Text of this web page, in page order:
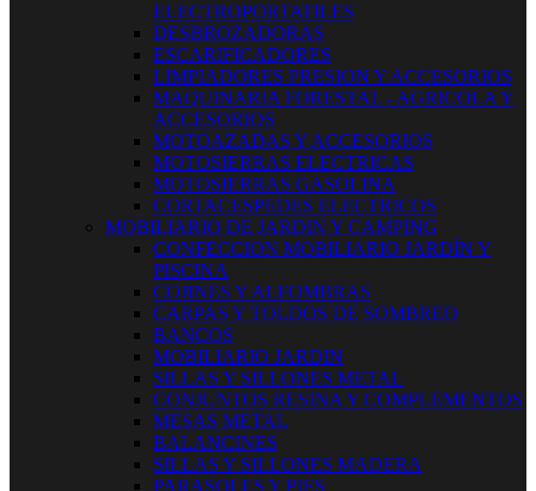
ELECTROPORTATILES
DESBROZADORAS
ESCARIFICADORES
LIMPIADORES PRESION Y ACCESORIOS
MAQUINARIA FORESTAL - AGRICOLA Y
ACCESORIOS
MOTOAZADAS Y ACCESORIOS
MOTOSIERRAS ELECTRICAS
MOTOSIERRAS GASOLINA
CORTACESPEDES ELECTRICOS
MOBILIARIO DE JARDIN Y CAMPING
CONFECCION MOBILIARIO JARDÍN Y
PISCINA
COJINES Y ALFOMBRAS
CARPAS Y TOLDOS DE SOMBREO
BANCOS
MOBILIARIO JARDIN
SILLAS Y SILLONES METAL
CONJUNTOS RESINA Y COMPLEMENTOS
MESAS METAL
BALANCINES
SILLAS Y SILLONES MADERA
PARASOLES Y PIES